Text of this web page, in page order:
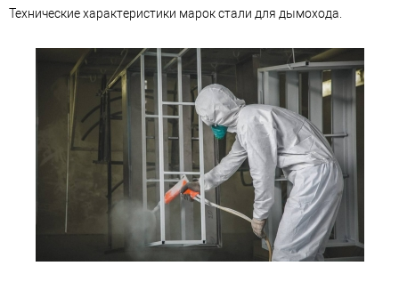
Технические характеристики марок стали для дымохода.